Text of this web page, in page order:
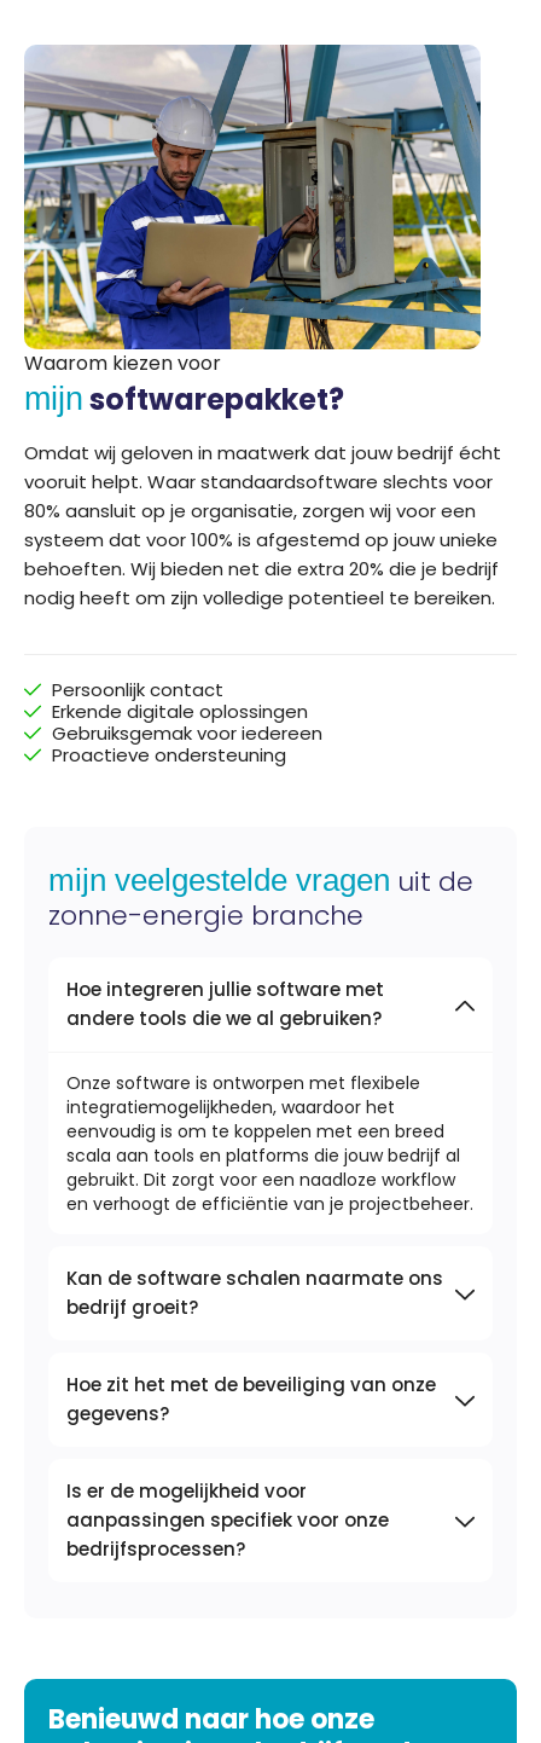
Waarom kiezen voor
mijn softwarepakket?
Omdat wij geloven in maatwerk dat jouw bedrijf écht
vooruit helpt. Waar standaardsoftware slechts voor
80% aansluit op je organisatie, zorgen wij voor een
systeem dat voor 100% is afgestemd op jouw unieke
behoeften. Wij bieden net die extra 20% die je bedrijf
nodig heeft om zijn volledige potentieel te bereiken.
Persoonlijk contact
Erkende digitale oplossingen
Gebruiksgemak voor iedereen
Proactieve ondersteuning
mijn veelgestelde vragen uit de
zonne-energie branche
Hoe integreren jullie software met
andere tools die we al gebruiken?
Onze software is ontworpen met flexibele
integratiemogelijkheden, waardoor het
eenvoudig is om te koppelen met een breed
scala aan tools en platforms die jouw bedrijf al
gebruikt. Dit zorgt voor een naadloze workflow
en verhoogt de efficiëntie van je projectbeheer.
Kan de software schalen naarmate ons
bedrijf groeit?
Hoe zit het met de beveiliging van onze
gegevens?
Is er de mogelijkheid voor
aanpassingen specifiek voor onze
bedrijfsprocessen?
Benieuwd naar hoe onze